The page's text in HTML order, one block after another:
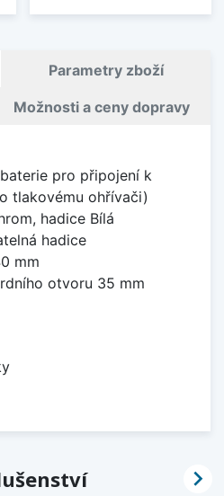
Parametry zboží
Možnosti a ceny dopravy
pro připojení k
tlakovému ohřívači)
hadice Bílá
hadice
mm
otvoru 35 mm
